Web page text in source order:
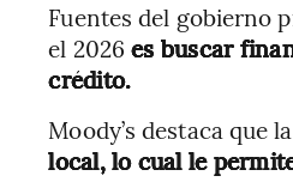
Fuentes del gobierno
el 2026 es buscar
crédito.
Moody’s destaca que
local, lo cual le